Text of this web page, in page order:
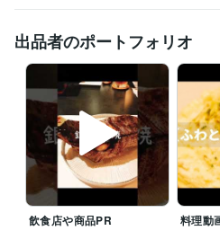
ライフスタイル・その他 / カウンセラ
職歴
病院 2016年3月 ~ 現在
タウンドクター株式会社 2022年10
個人事業 2022年3月 ~ 現在
受賞歴
管理栄養士の時間の使い方: ストレス
スを整える 90%ストレス軽減法 会社
の黄金律 毎日が楽になる！ 管理栄養
ンママ　離乳食づくりをラクにする！
身　小松菜×油揚げで骨活ふりかけ
出品者のポートフォリオ
飲食店や商品PR 料理動